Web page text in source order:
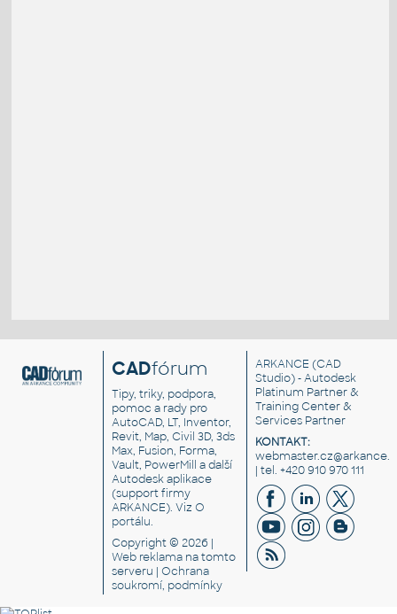
CADfórum
Tipy, triky, podpora,
pomoc a rady pro
AutoCAD, LT, Inventor,
Revit, Map, Civil 3D, 3ds
Max, Fusion, Forma,
Vault, PowerMill a další
Autodesk aplikace
(support firmy
ARKANCE). VizO
portálu.
Copyright © 2026 |
Web reklama na tomto
serveru |Ochrana
soukromí, podmínky
ARKANCE (CAD
Studio) - Autodesk
Platinum Partner &
Training Center &
Services Partner
KONTAKT:
| tel. +420 910 970 111